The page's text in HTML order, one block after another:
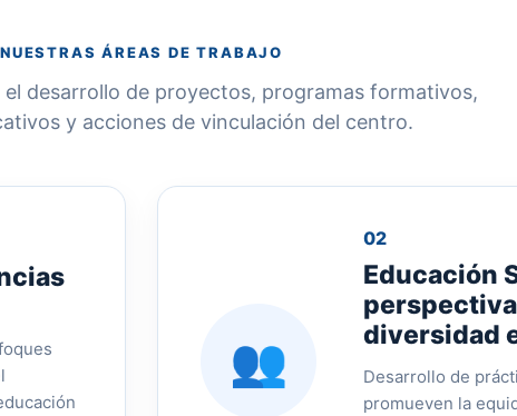
NUESTRAS ÁREAS DE TRABAJO
el desarrollo de proyectos, programas formativos,
y acciones de vinculación del centro.
👥
02
Educación
diversidad
Desarrollo de
promueven la